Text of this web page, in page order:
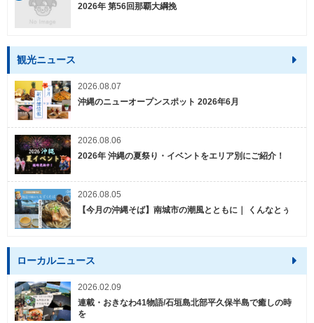
2026年 第56回那覇大綱挽
観光ニュース
2026.08.07
沖縄のニューオープンスポット 2026年6月
2026.08.06
2026年 沖縄の夏祭り・イベントをエリア別にご紹介！
2026.08.05
【今月の沖縄そば】南城市の潮風とともに｜ くんなとぅ
ローカルニュース
2026.02.09
連載・おきなわ41物語/石垣島北部平久保半島で癒しの時
を